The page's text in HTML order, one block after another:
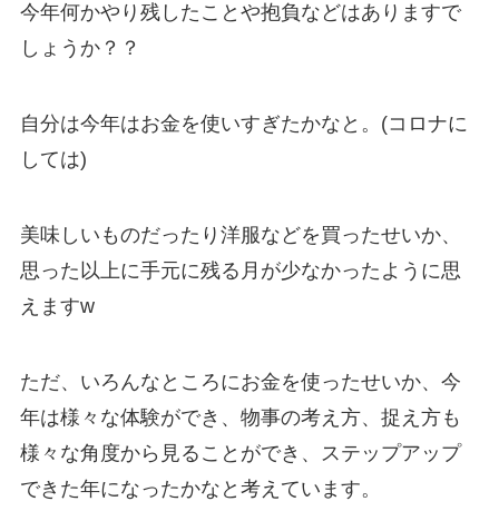
今年何かやり残したことや抱負などはありますで
しょうか？？
自分は今年はお金を使いすぎたかなと。(コロナに
しては)
美味しいものだったり洋服などを買ったせいか、
思った以上に手元に残る月が少なかったように思
えますw
ただ、いろんなところにお金を使ったせいか、今
年は様々な体験ができ、物事の考え方、捉え方も
様々な角度から見ることができ、ステップアップ
できた年になったかなと考えています。